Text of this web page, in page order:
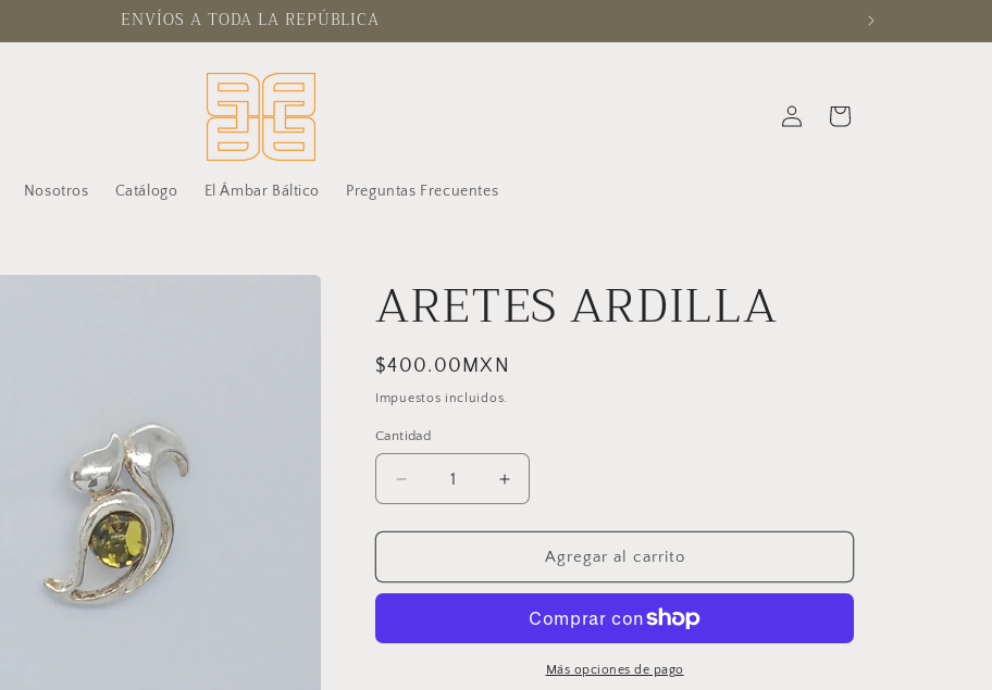
ENVÍOS A TODA LA REPÚBLICA
Nosotros Catálogo El Ámbar Báltico Preguntas Frecuentes
sesión
Carrito
ARETES ARDILLA
Precio
habitual
$400.00MXN
Impuestos incluidos.
Cantidad
Reducir
cantidad
para
ARDILLA
Aumentar
cantidad
para
ARETES
ARDILLA
Agregar al carrito
Más opciones de pago